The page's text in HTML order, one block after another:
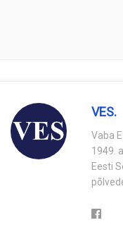
VES.
Vaba
1949.
Eesti